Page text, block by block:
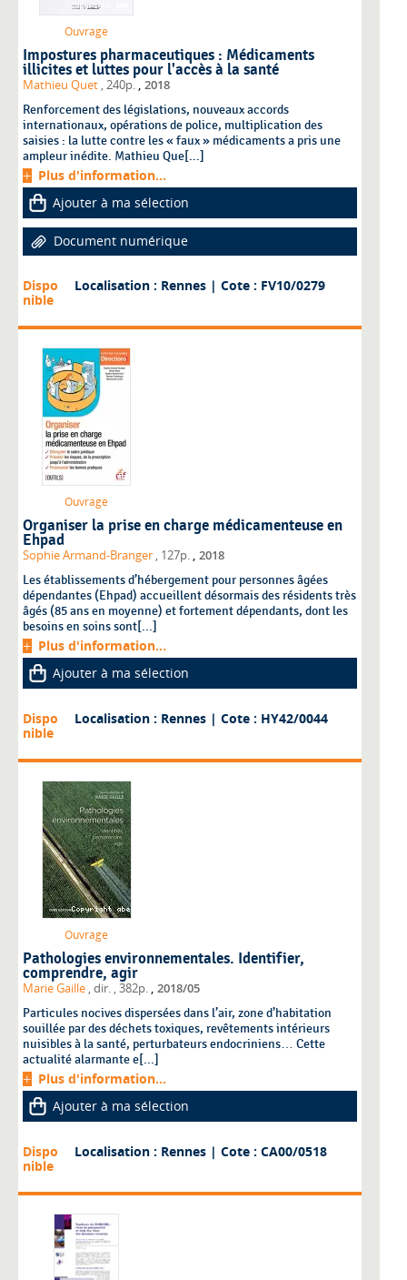
Ouvrage
Impostures pharmaceutiques : Médicaments
illicites et luttes pour l'accès à la santé
Mathieu Quet , 240p. , 2018
Renforcement des législations, nouveaux accords
internationaux, opérations de police, multiplication des
saisies : la lutte contre les « faux » médicaments a pris une
ampleur inédite. Mathieu Que[...]
Plus d'information...
Ajouter à ma sélection
Document numérique
Dispo
nible
Localisation : Rennes | Cote : FV10/0279
Ouvrage
Organiser la prise en charge médicamenteuse en
Ehpad
Sophie Armand-Branger , 127p. 2018
Les établissements d’hébergement pour personnes âgées
dépendantes (Ehpad) accueillent désormais des résidents très
âgés (85 ans en moyenne) et fortement dépendants, dont les
besoins en soins sont[...]
Plus d'information...
Ajouter à ma sélection
Dispo
nible
Localisation : Rennes | Cote : HY42/0044
Ouvrage
Pathologies environnementales. Identifier,
comprendre, agir
Marie Gaille , dir. , 382p. 2018/05
Particules nocives dispersées dans l’air, zone d’habitation
souillée par des déchets toxiques, revêtements intérieurs
nuisibles à la santé, perturbateurs endocriniens… Cette
actualité alarmante e[...]
Plus d'information...
Ajouter à ma sélection
Dispo
nible
Localisation : Rennes | Cote : CA00/0518